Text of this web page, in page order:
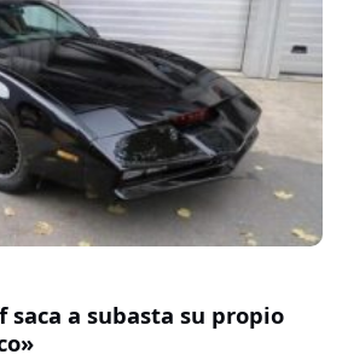
saca a subasta su propio